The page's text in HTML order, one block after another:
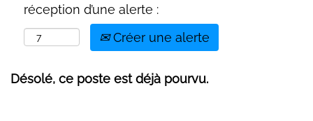
réception d’une alerte :
Créer une alerte
Désolé, ce poste est déjà pourvu.